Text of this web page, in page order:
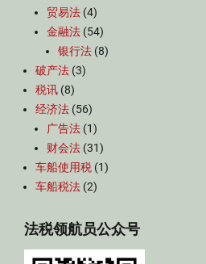
贸易法 (4)
金融法 (54)
银行法 (8)
破产法 (3)
税讯 (8)
经济法 (56)
广告法 (1)
财会法 (31)
车船使用税 (1)
车船税法 (2)
法税领航员公众号